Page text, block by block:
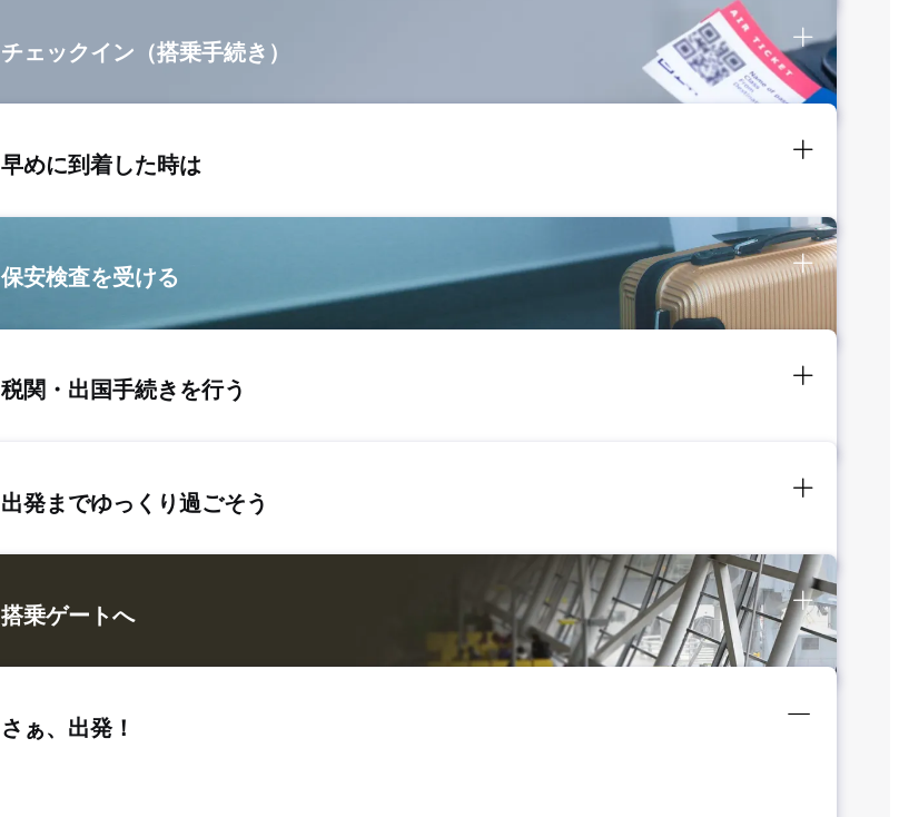
チェックイン（搭乗手続き）
早めに到着した時は
保安検査を受ける
税関・出国手続きを行う
出発までゆっくり過ごそう
搭乗ゲートへ
さぁ、出発！